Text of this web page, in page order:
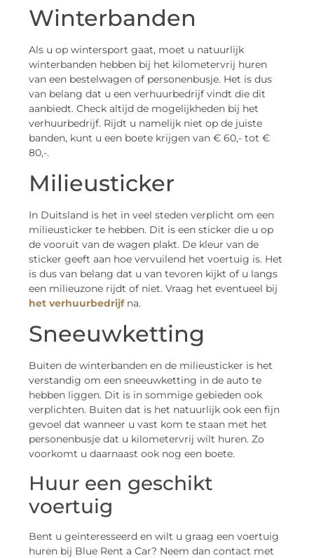
Winterbanden
Als u op wintersport gaat, moet u natuurlijk
winterbanden hebben bij het kilometervrij huren
van een bestelwagen of personenbusje. Het is dus
van belang dat u een verhuurbedrijf vindt die dit
aanbiedt. Check altijd de mogelijkheden bij het
verhuurbedrijf. Rijdt u namelijk niet op de juiste
banden, kunt u een boete krijgen van € 60,- tot €
80,-.
Milieusticker
In Duitsland is het in veel steden verplicht om een
milieusticker te hebben. Dit is een sticker die u op
de vooruit van de wagen plakt. De kleur van de
sticker geeft aan hoe vervuilend het voertuig is. Het
is dus van belang dat u van tevoren kijkt of u langs
een milieuzone rijdt of niet. Vraag het eventueel bij
het verhuurbedrijfna.
Sneeuwketting
Buiten de winterbanden en de milieusticker is het
verstandig om een sneeuwketting in de auto te
hebben liggen. Dit is in sommige gebieden ook
verplichten. Buiten dat is het natuurlijk ook een fijn
gevoel dat wanneer u vast kom te staan met het
personenbusje dat u kilometervrij wilt huren. Zo
voorkomt u daarnaast ook nog een boete.
Huur een geschikt
voertuig
Bent u geïnteresseerd en wilt u graag een voertuig
huren bij Blue Rent a Car? Neem dan contact met